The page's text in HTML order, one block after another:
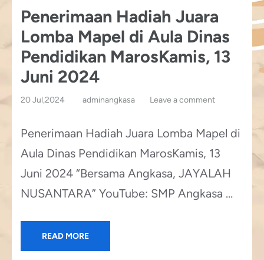
Penerimaan Hadiah Juara
Lomba Mapel di Aula Dinas
Pendidikan MarosKamis, 13
Juni 2024
20 Jul,2024 adminangkasa Leave a comment
Penerimaan Hadiah Juara Lomba Mapel di
Aula Dinas Pendidikan MarosKamis, 13
Juni 2024 “Bersama Angkasa, JAYALAH
NUSANTARA” YouTube: SMP Angkasa …
READ MORE